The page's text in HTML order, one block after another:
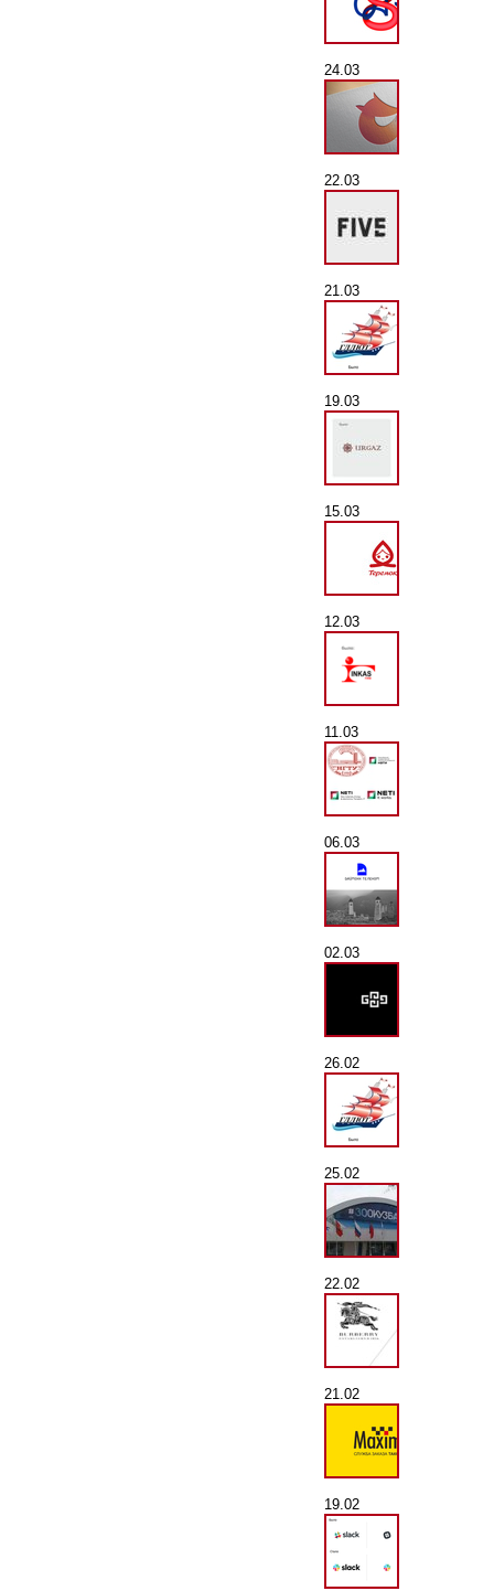
24.03
22.03
21.03
19.03
15.03
12.03
11.03
06.03
02.03
26.02
25.02
22.02
21.02
19.02